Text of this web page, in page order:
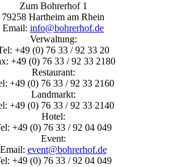
Zum Bohrerhof 1
79258 Hartheim am Rhein
Email: info@bohrerhof.de
Verwaltung:
+49 (0) 76 33 / 92 33 20
+49 (0) 76 33 / 92 33 2180
Restaurant:
+49 (0) 76 33 / 92 33 2160
Landmarkt:
+49 (0) 76 33 / 92 33 2140
Hotel:
+49 (0) 76 33 / 92 04 049
Event:
Email: event@bohrerhof.de
+49 (0) 76 33 / 92 04 049